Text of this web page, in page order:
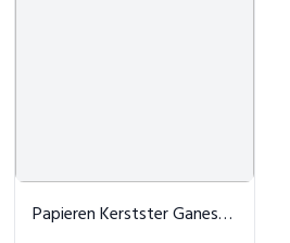
Papieren Kerstster Ganesha Rood 60cm